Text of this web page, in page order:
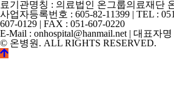
료기관명칭 : 의료법인 온그룹의료재단
사업자등록번호 : 605-82-11399 | TEL :
607-0129 | FAX : 051-607-0220
E-Mail : onhospital@hanmail.net | 대표자
© 온병원. ALL RIGHTS RESERVED.
©
k2s0o2d0e0s1i0g1n.